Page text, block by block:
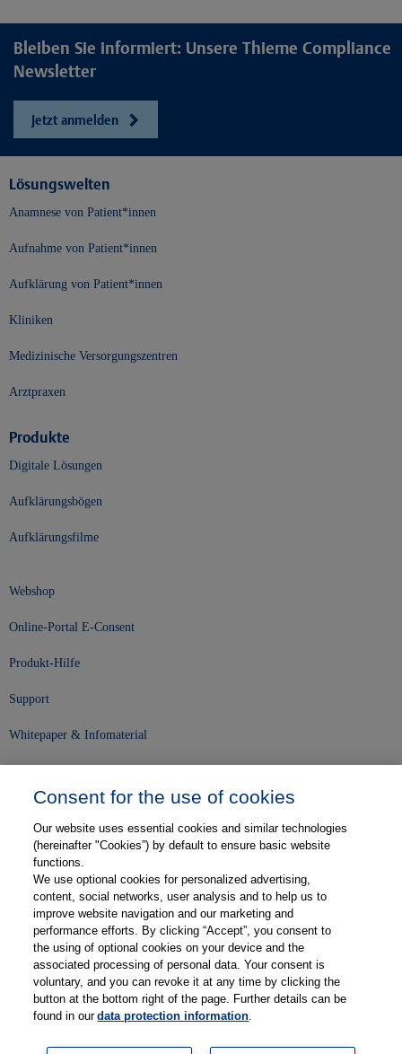
Bleiben Sie informiert: Unsere Thieme Compliance
Newsletter
Jetzt anmelden
Lösungswelten
Anamnese von Patient*innen
Aufnahme von Patient*innen
Aufklärung von Patient*innen
Kliniken
Medizinische Versorgungszentren
Arztpraxen
Produkte
Digitale Lösungen
Aufklärungsbögen
Aufklärungsfilme
Webshop
Online-Portal E-Consent
Produkt-Hilfe
Support
Whitepaper & Infomaterial
Karriere
Kontakt
Web-Semniare
Anwenderberichte
Partner
Consent for the use of cookies
Our website uses essential cookies and similar technologies
(hereinafter "Cookies”) by default to ensure basic website
functions.
We use optional cookies for personalized advertising,
content, social networks, user analysis and to help us to
improve website navigation and our marketing and
performance efforts. By clicking “Accept”, you consent to
the using of optional cookies on your device and the
associated processing of personal data. Your consent is
voluntary, and you can revoke it at any time by clicking the
button at the bottom right of the page. Further details can be
found in ourdata protection information.